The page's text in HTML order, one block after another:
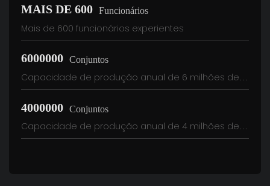
MAIS DE 600 Funcionários
Mais de 600 funcionários experientes
6000000 Conjuntos
Capacidade de produção anual de 6 milhões de
conjuntos de caixas
4000000 Conjuntos
Capacidade de produção anual de 4 milhões de
conjuntos de fontes de alimentação